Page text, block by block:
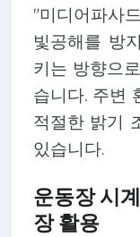
"미디어파사
빛공해를 방
키는 방향으로
습니다. 주변
적절한 밝기
있습니다.
운동장 시
장 활용